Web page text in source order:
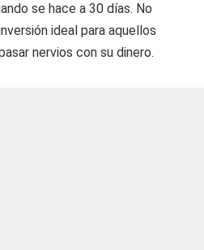
se hace a 30 días. No
ideal para aquellos
nervios con su dinero.